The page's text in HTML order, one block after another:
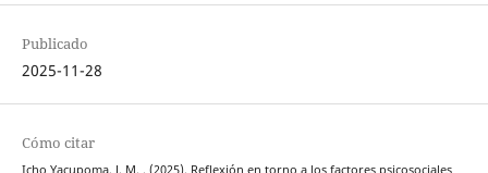
Publicado
2025-11-28
Cómo citar
Icho Yacupoma, J. M. . (2025). Reflexión en torno a los factores psicosociales